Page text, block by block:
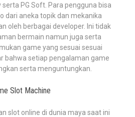
PG Soft. Para pengguna bisa
dari aneka topik dan mekanika
oleh berbagai developer. Ini tidak
bermain namun juga serta
game yang sesuai sesuai
bahwa setiap pengalaman game
serta menguntungkan.
Slot Machine
slot online di dunia maya saat ini